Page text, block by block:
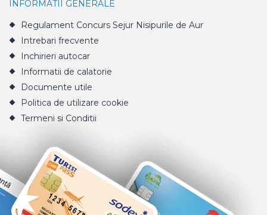
INFORMATII GENERALE
Regulament Concurs Sejur Nisipurile de Aur
Intrebari frecvente
Inchirieri autocar
Informatii de calatorie
Documente utile
Politica de utilizare cookie
Termeni si Conditii